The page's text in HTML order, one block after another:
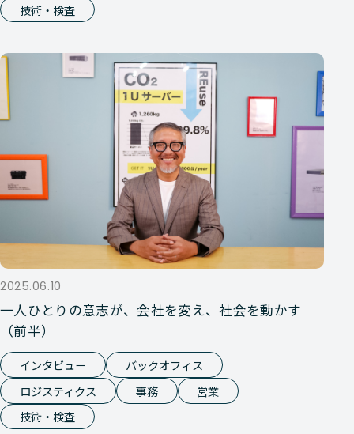
技術・検査
2025.06.10
一人ひとりの意志が、会社を変え、社会を動かす
（前半）
インタビュー
バックオフィス
ロジスティクス
事務
営業
技術・検査